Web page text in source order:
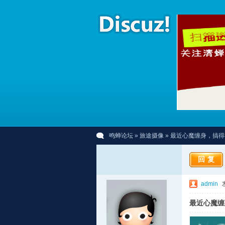
鸣蝉论坛 » 旅途摄像 » 最近心魔缠身，搞
回复
admin
最近心魔